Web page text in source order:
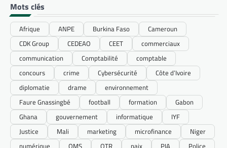
Mots clés
Afrique ANPE Burkina Faso
Cameroun
CDK Group
CEDEAO CEET
commerciaux
communication
Comptabilité
comptable
concours
crime Cybersécurité
Côte d’Ivoire
diplomatie
drame
environnement
Faure Gnassingbé
football formation
Gabon
Ghana
gouvernement informatique
IYF
Justice
Mali marketing microfinance
Niger